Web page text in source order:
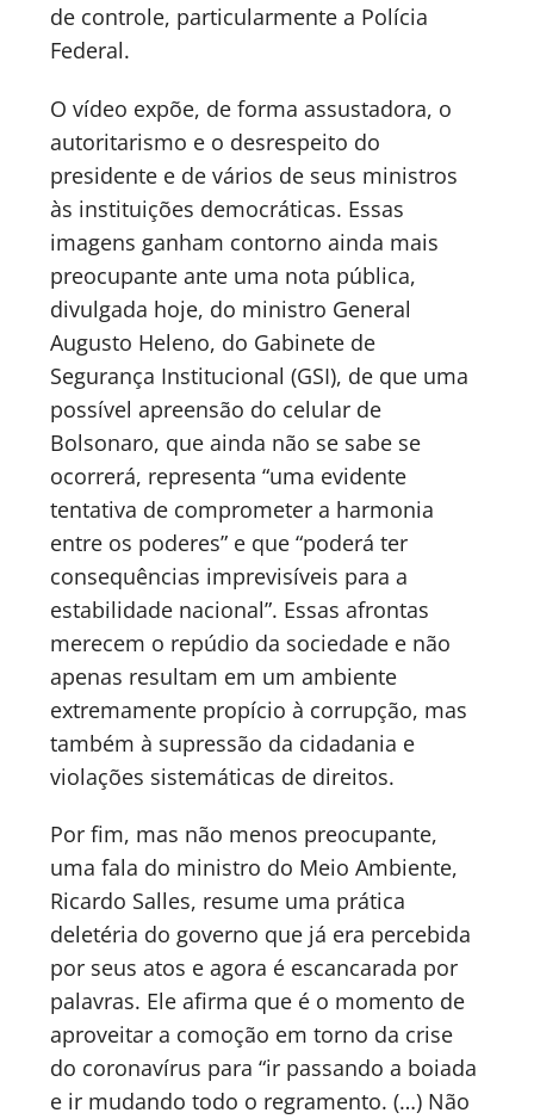
de controle, particularmente a Polícia
Federal.
O vídeo expõe, de forma assustadora, o
autoritarismo e o desrespeito do
presidente e de vários de seus ministros
às instituições democráticas. Essas
imagens ganham contorno ainda mais
preocupante ante uma nota pública,
divulgada hoje, do ministro General
Augusto Heleno, do Gabinete de
Segurança Institucional (GSI), de que uma
possível apreensão do celular de
Bolsonaro, que ainda não se sabe se
ocorrerá, representa “uma evidente
tentativa de comprometer a harmonia
entre os poderes” e que “poderá ter
consequências imprevisíveis para a
estabilidade nacional”. Essas afrontas
merecem o repúdio da sociedade e não
apenas resultam em um ambiente
extremamente propício à corrupção, mas
também à supressão da cidadania e
violações sistemáticas de direitos.
Por fim, mas não menos preocupante,
uma fala do ministro do Meio Ambiente,
Ricardo Salles, resume uma prática
deletéria do governo que já era percebida
por seus atos e agora é escancarada por
palavras. Ele afirma que é o momento de
aproveitar a comoção em torno da crise
do coronavírus para “ir passando a boiada
e ir mudando todo o regramento. (…) Não